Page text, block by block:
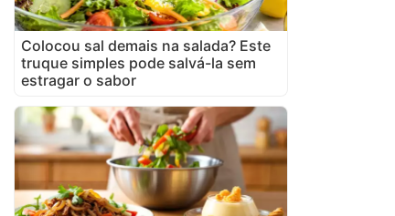
Colocou sal demais na salada? Este
truque simples pode salvá-la sem
estragar o sabor